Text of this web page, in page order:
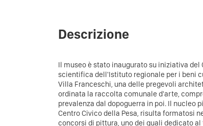
Descrizione
Il museo è stato inaugurato su iniziativa
scientifica dell'Istituto regionale per i beni
Villa Franceschi, una delle pregevoli
ordinata la raccolta comunale d'arte,
prevalenza dal dopoguerra in poi. Il nucleo
Centro Civico della Pesa, risulta formatosi
concorsi di pittura, uno dei quali dedicato